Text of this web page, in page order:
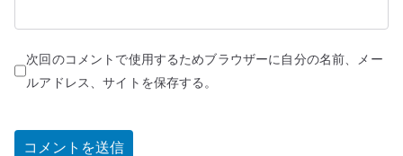
次回のコメントで使用するためブラウザーに自分の名前、メー
ルアドレス、サイトを保存する。